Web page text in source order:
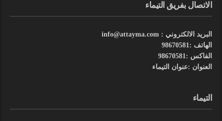
الاتصال بفريق التيماء
البريد الالكتروني : info@attayma.com
الهاتف :98670581
الفاكس :98670581
العنوان :عنوان التيماء
التيماء